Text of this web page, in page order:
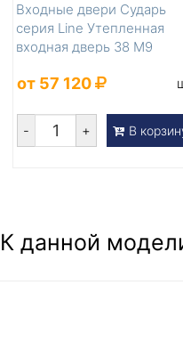
Входные двери Сударь
серия Line Утепленная
входная дверь 38 М9
от 57 120
- + В
К данной